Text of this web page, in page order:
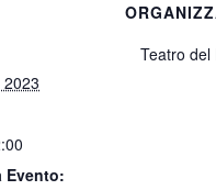
Evento:
Teatro del